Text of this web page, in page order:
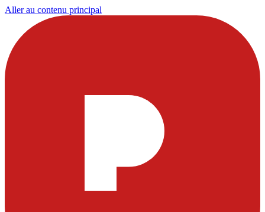
Aller au contenu principal